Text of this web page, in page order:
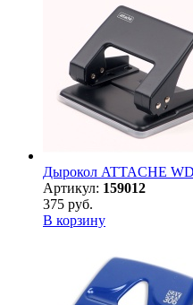
Дырокол ATTACHE
Артикул: 159012
375 руб.
В корзину